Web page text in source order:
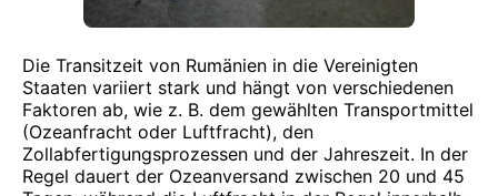
Die Transitzeit von Rumänien in die Vereinigten
Staaten variiert stark und hängt von verschiedenen
Faktoren ab, wie z. B. dem gewählten Transportmittel
(Ozeanfracht oder Luftfracht), den
Zollabfertigungsprozessen und der Jahreszeit. In der
Regel dauert der Ozeanversand zwischen 20 und 45